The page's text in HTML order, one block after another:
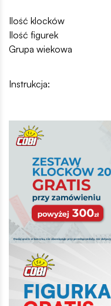
Ilość klocków
Ilość figurek
Grupa wiekowa
Instrukcja: